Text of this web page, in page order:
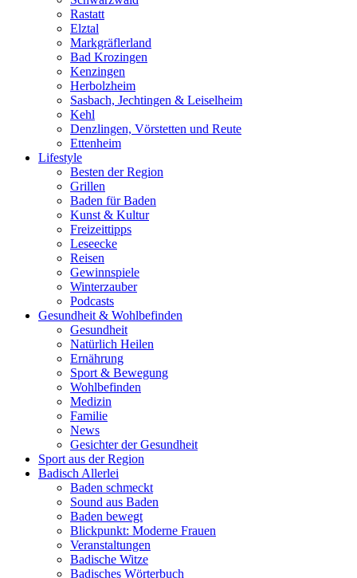
Rastatt
Elztal
Markgräflerland
Bad Krozingen
Kenzingen
Herbolzheim
Sasbach, Jechtingen & Leiselheim
Kehl
Denzlingen, Vörstetten und Reute
Ettenheim
Lifestyle
Besten der Region
Grillen
Baden für Baden
Kunst & Kultur
Freizeittipps
Leseecke
Reisen
Gewinnspiele
Winterzauber
Podcasts
Gesundheit & Wohlbefinden
Gesundheit
Natürlich Heilen
Ernährung
Sport & Bewegung
Wohlbefinden
Medizin
Familie
News
Gesichter der Gesundheit
Sport aus der Region
Badisch Allerlei
Baden schmeckt
Sound aus Baden
Baden bewegt
Blickpunkt: Moderne Frauen
Veranstaltungen
Badische Witze
Badisches Wörterbuch